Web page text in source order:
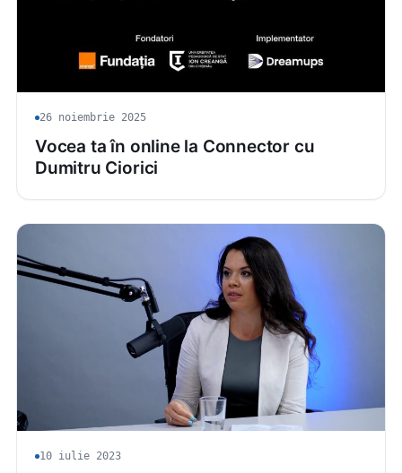
26 noiembrie 2025
Vocea ta în online la Connector cu
Dumitru Ciorici
10 iulie 2023